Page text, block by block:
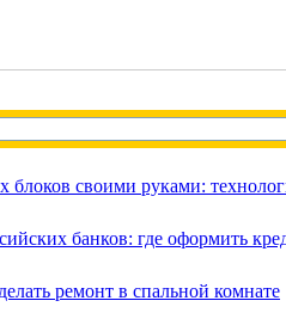
блоков своими руками:
банков: где оформить
ремонт в спальной комнате